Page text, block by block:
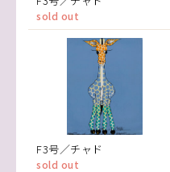
sold out
F3号／チャド
sold out